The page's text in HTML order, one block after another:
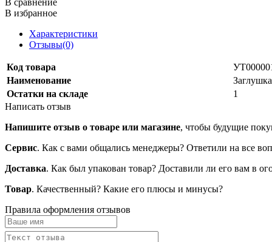
В избранное
Характеристики
Отзывы(0)
Код товара
Наименование
Остатки на складе
1
Написать отзыв
Напишите отзыв о товаре или магазине, чтобы будущие
Сервис. Как с вами общались менеджеры? Ответили на все
Доставка. Как был упакован товар? Доставили ли его вам в
Товар. Качественный? Какие его плюсы и минусы?
Правила оформления отзывов